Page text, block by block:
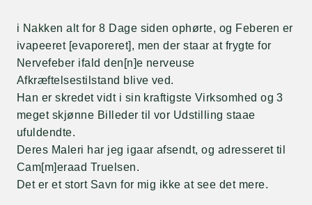
i Nakken alt for 8 Dage siden ophørte, og Feberen er
ivapeeret [evaporeret], men der staar at frygte for
Nervefeber ifald den[n]e nerveuse
Afkræftelsestilstand blive ved.
Han er skredet vidt i sin kraftigste Virksomhed og 3
meget skjønne Billeder til vor Udstilling staae
ufuldendte.
Deres Maleri har jeg igaar afsendt, og adresseret til
Cam[m]eraad Truelsen.
Det er et stort Savn for mig ikke at see det mere.